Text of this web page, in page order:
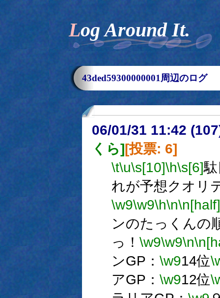
Log Around It.
43ded59300000001周辺のログ
06/01/31 11:42
くら][投票: 6]
\t\u\s[10]\h\s[6]
れが予想クオリ
\w9\w9\h\n\n[half]
ンのたっくんの
っ！ \w9\w9\n
ンGP： \w914位
アGP： \w912位